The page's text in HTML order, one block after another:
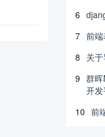
6
7 前
8 关
9 群
开
10 前